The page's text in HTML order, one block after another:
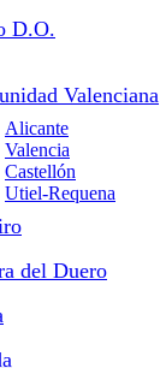
D.O.
Valenciana
Alicante
Valencia
Castellón
Utiel-Requena
del Duero